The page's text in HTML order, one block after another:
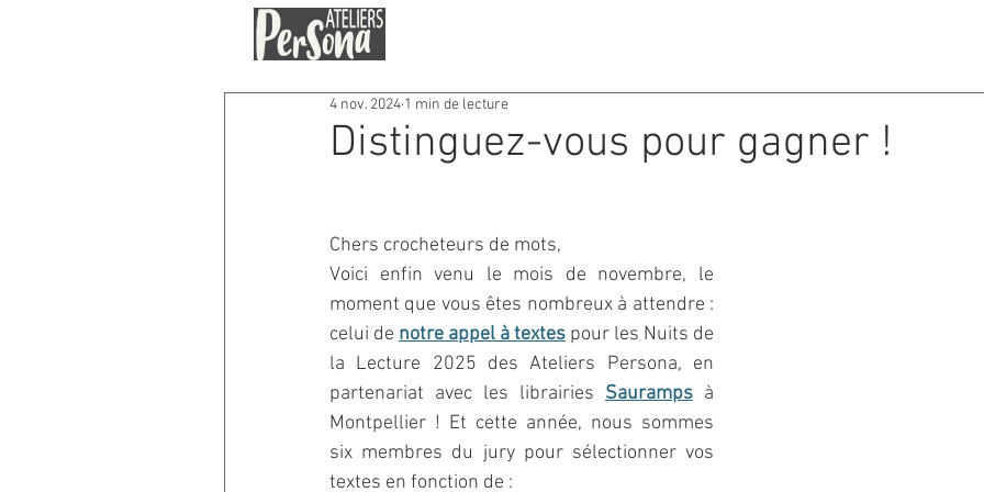
Distinguez-vous pour gagner !
4 nov. 2024 1 min de lecture
Chers crocheteurs de mots,
Voici enfin venu le mois de novembre, le
moment que vous êtes nombreux à attendre :
celui de notre appel à textes pour les Nuits de
la Lecture 2025 des Ateliers Persona, en
partenariat avec les librairies Sauramps à
Montpellier ! Et cette année, nous sommes
six membres du jury pour sélectionner vos
textes en fonction de :